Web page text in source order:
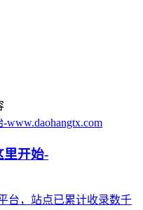
里开始-
台，站点已累计收录数千